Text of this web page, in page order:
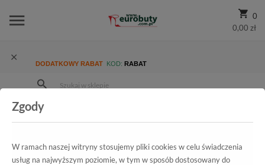
0
0,00 zł
DODATKOWY RABAT KOD: RABAT
Ekskluzywne
Kolekcja
Damskie
Zgody
W ramach naszej witryny stosujemy pliki cookies w celu świadczenia
usług na najwyższym poziomie, w tym w sposób dostosowany do